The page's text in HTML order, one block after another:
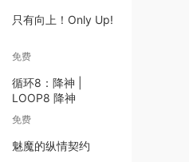
只有向上！Only Up!
免费
循环8：降神 |
LOOP8 降神
免费
魅魔的纵情契约